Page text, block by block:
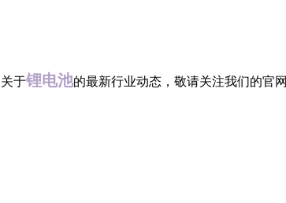
于锂电池的最新行业动态，敬请关注我们的官网